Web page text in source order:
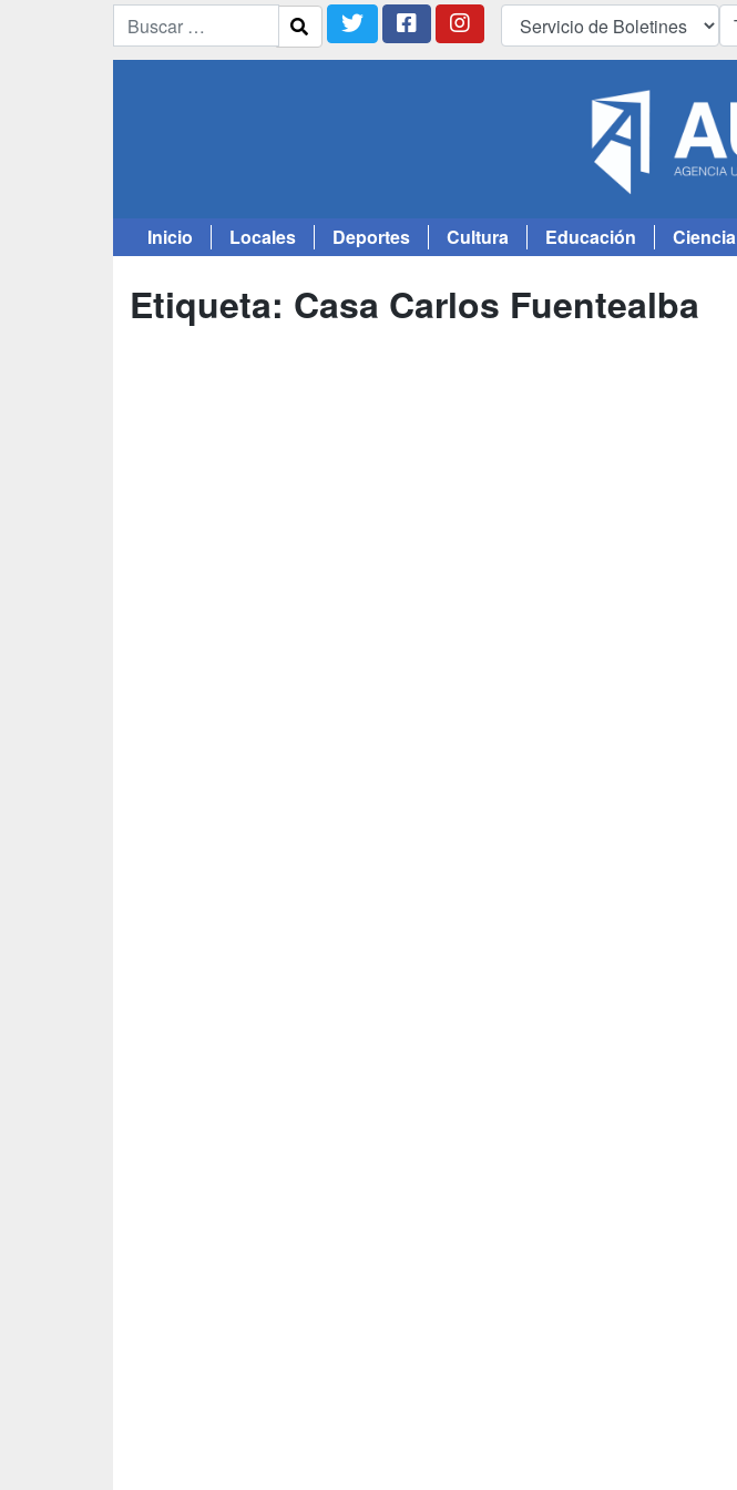
Inicio Locales Deportes Cultura Educación Ciencia
Etiqueta: Casa Carlos Fuentealba